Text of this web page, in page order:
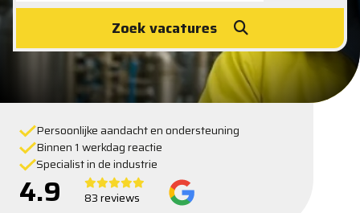
Zoek vacatures
Persoonlijke aandacht en ondersteuning
Binnen 1 werkdag reactie
Specialist in de industrie
4.9 83 reviews